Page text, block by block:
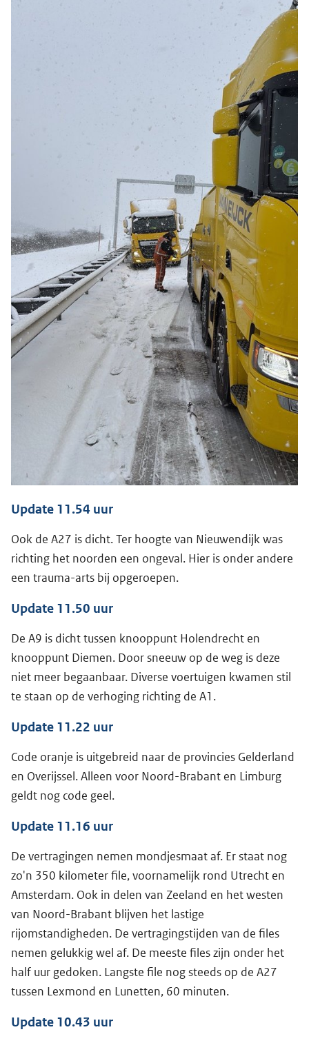
Update 11.54 uur
Ook de A27 is dicht. Ter hoogte van Nieuwendijk was
richting het noorden een ongeval. Hier is onder andere
een trauma-arts bij opgeroepen.
Update 11.50 uur
De A9 is dicht tussen knooppunt Holendrecht en
knooppunt Diemen. Door sneeuw op de weg is deze
niet meer begaanbaar. Diverse voertuigen kwamen stil
te staan op de verhoging richting de A1.
Update 11.22 uur
Code oranje is uitgebreid naar de provincies Gelderland
en Overijssel. Alleen voor Noord-Brabant en Limburg
geldt nog code geel.
Update 11.16 uur
De vertragingen nemen mondjesmaat af. Er staat nog
zo'n 350 kilometer file, voornamelijk rond Utrecht en
Amsterdam. Ook in delen van Zeeland en het westen
van Noord-Brabant blijven het lastige
rijomstandigheden. De vertragingstijden van de files
nemen gelukkig wel af. De meeste files zijn onder het
half uur gedoken. Langste file nog steeds op de A27
tussen Lexmond en Lunetten, 60 minuten.
Update 10.43 uur